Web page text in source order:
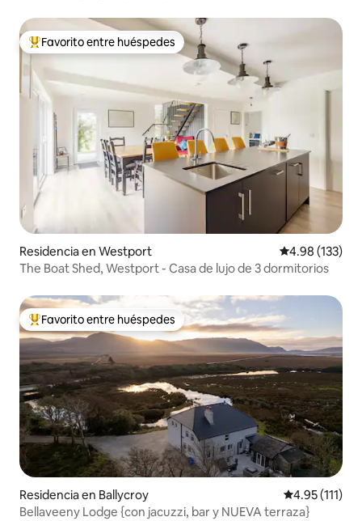
De los mejores en Favorito entre huéspedes
Favorito entre huéspedes
Residencia en Westport Calificación
4.98 (133)
The Boat Shed, Westport - Casa de lujo de 3 dormitorios
De los mejores en Favorito entre huéspedes
Favorito entre huéspedes
Residencia en Ballycroy Calificación
4.95 (111)
Bellaveeny Lodge {con jacuzzi, bar y NUEVA terraza}